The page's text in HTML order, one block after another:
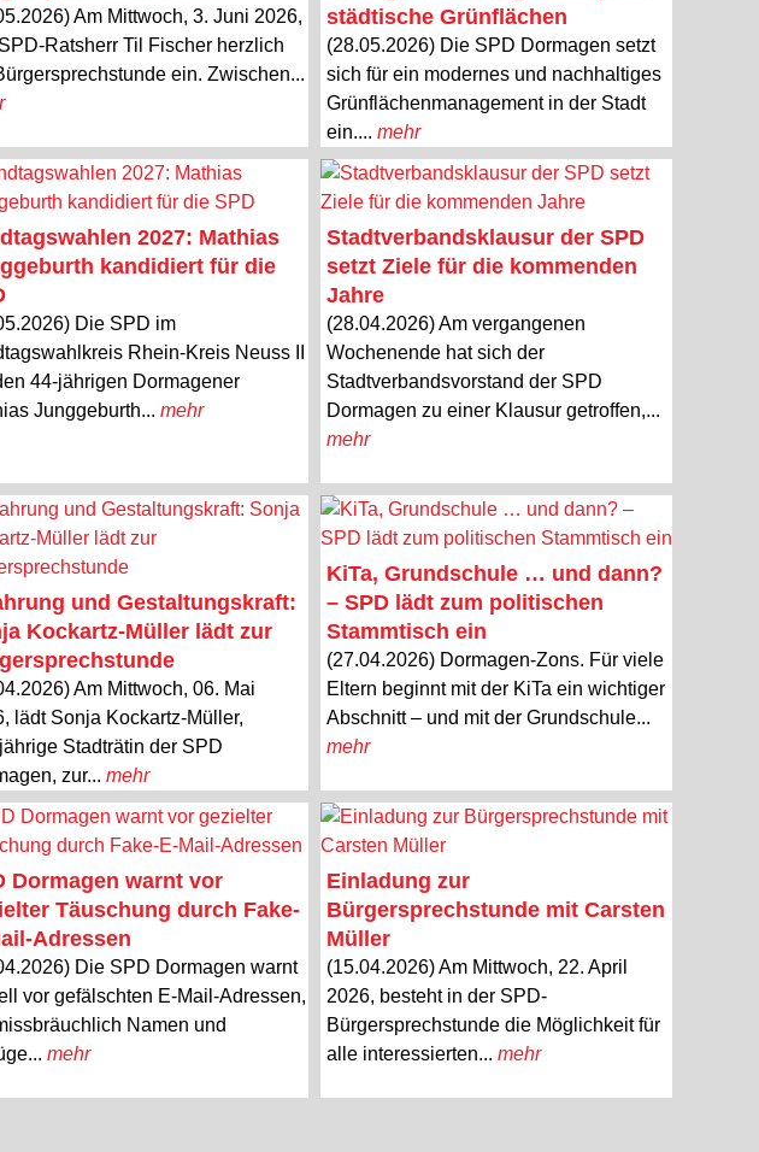
Am Mittwoch, 3. Juni 2026,
Ratsherr Til Fischer herzlich
ein. Zwischen...
städtische Grünflächen
(28.05.2026) Die SPD Dormagen setzt
sich für ein modernes und nachhaltiges
Grünflächenmanagement in der Stadt
ein.... mehr
2027: Mathias
kandidiert für die
Die SPD im
Rhein-Kreis Neuss II
44-jährigen Dormagener
Junggeburth... mehr
Stadtverbandsklausur der SPD
setzt Ziele für die kommenden
Jahre
(28.04.2026) Am vergangenen
Wochenende hat sich der
Stadtverbandsvorstand der SPD
Dormagen zu einer Klausur getroffen,...
mehr
und Gestaltungskraft:
Kockartz-Müller lädt zur
Am Mittwoch, 06. Mai
lädt Sonja Kockartz-Müller,
Stadträtin der SPD
zur... mehr
KiTa, Grundschule … und dann?
– SPD lädt zum politischen
Stammtisch ein
(27.04.2026) Dormagen-Zons. Für viele
Eltern beginnt mit der KiTa ein wichtiger
Abschnitt – und mit der Grundschule...
mehr
Dormagen warnt vor
Täuschung durch Fake-
Adressen
Die SPD Dormagen warnt
vor gefälschten E-Mail-Adressen,
Namen und
mehr
Einladung zur
Bürgersprechstunde mit Carsten
Müller
(15.04.2026) Am Mittwoch, 22. April
2026, besteht in der SPD-
Bürgersprechstunde die Möglichkeit für
alle interessierten... mehr